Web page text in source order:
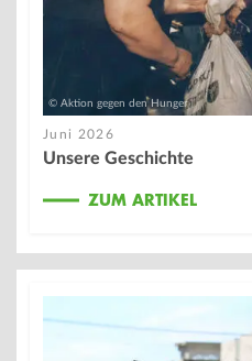
© Aktion gegen den Hunger
Juni 2026
Unsere Geschichte
ZUM ARTIKEL